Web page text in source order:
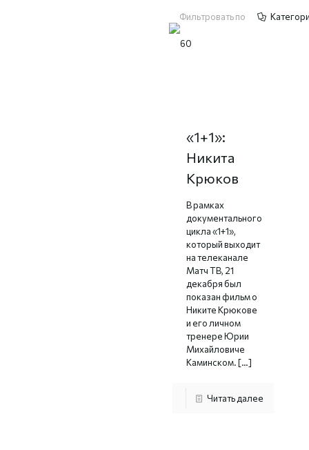
Фильтровать по
«1+1»:
Никита
Крюков
В рамках
документального
цикла «1+1»,
который выходит
на телеканале
Матч ТВ, 21
декабря был
показан фильм о
Никите Крюкове
и его личном
тренере Юрии
Михайловиче
Каминском.[…]
Читать далее